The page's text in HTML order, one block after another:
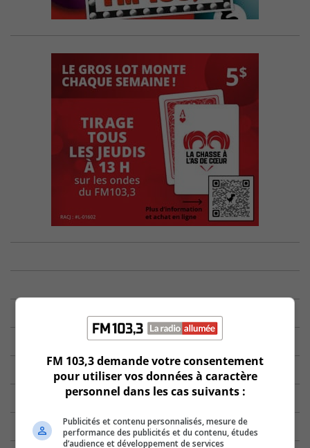
FM 103,3 demande votre consentement
pour utiliser vos données à caractère
personnel dans les cas suivants :
Publicités et contenu personnalisés, mesure de
performance des publicités et du contenu, études
d’audience et développement de services